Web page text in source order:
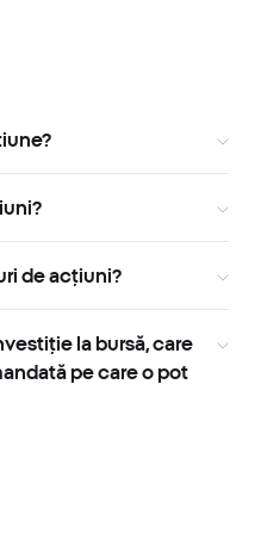
de acțiuni?
la bursă, care
pe care o pot